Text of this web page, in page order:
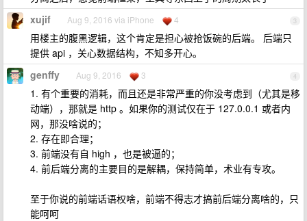
3
xujif Aug 9, 2016 via iPhone 4
用楼主的腹黑逻辑，这个肯定是担心被抢饭碗的后端。 后端只
提供 api ，关心数据结构，不知多开心。
4
genffy Aug 9, 2016 3
1. 有个重要的消耗，而且还是非常严重的你没考虑到（尤其是移
动端），那就是 http 。如果你的测试仅在于 127.0.0.1 或者内
网，那没啥说的；
2. 存在即合理；
3. 前端没有自 high ，也是被逼的；
4. 前后端分离的主要目的是解耦，保持简单，术业有专攻。
至于你说的前端话语权啥，前端不得志才搞前后端分离啥的，只
能呵呵